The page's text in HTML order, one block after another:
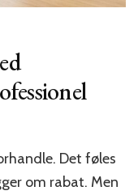
Det føles
om rabat. Men